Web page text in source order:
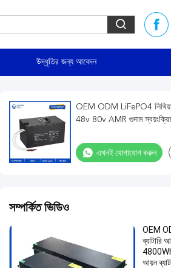
উদ্ধৃতির জন্য আবেদন
OEM ODM LiFePO4
48v 80v AMR গুদাম স্বয়ংক্রিয়
এখনই যোগাযোগ করুন
সম্পর্কিত ভিডিও
OEM
ব্যাটারি
আয়ন